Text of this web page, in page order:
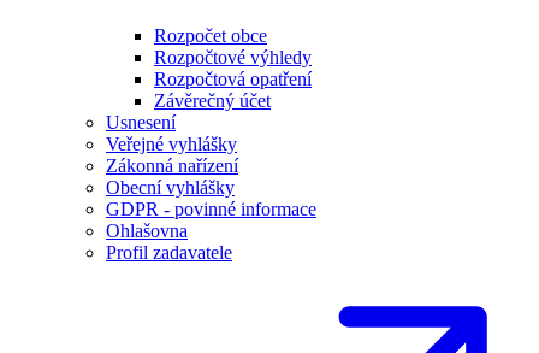
Rozpočet obce
Rozpočtové výhledy
Rozpočtová opatření
Závěrečný účet
Usnesení
Veřejné vyhlášky
Zákonná nařízení
Obecní vyhlášky
GDPR - povinné informace
Ohlašovna
Profil zadavatele